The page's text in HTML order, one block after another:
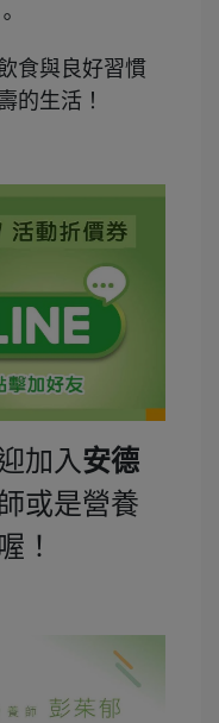
食與良好習慣
的生活！
加入安德
或是營養
！